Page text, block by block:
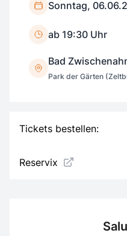
Sonntag,
ab 19:30 Uhr
Bad
Park der Gärten
Tickets bestellen:
Reservix